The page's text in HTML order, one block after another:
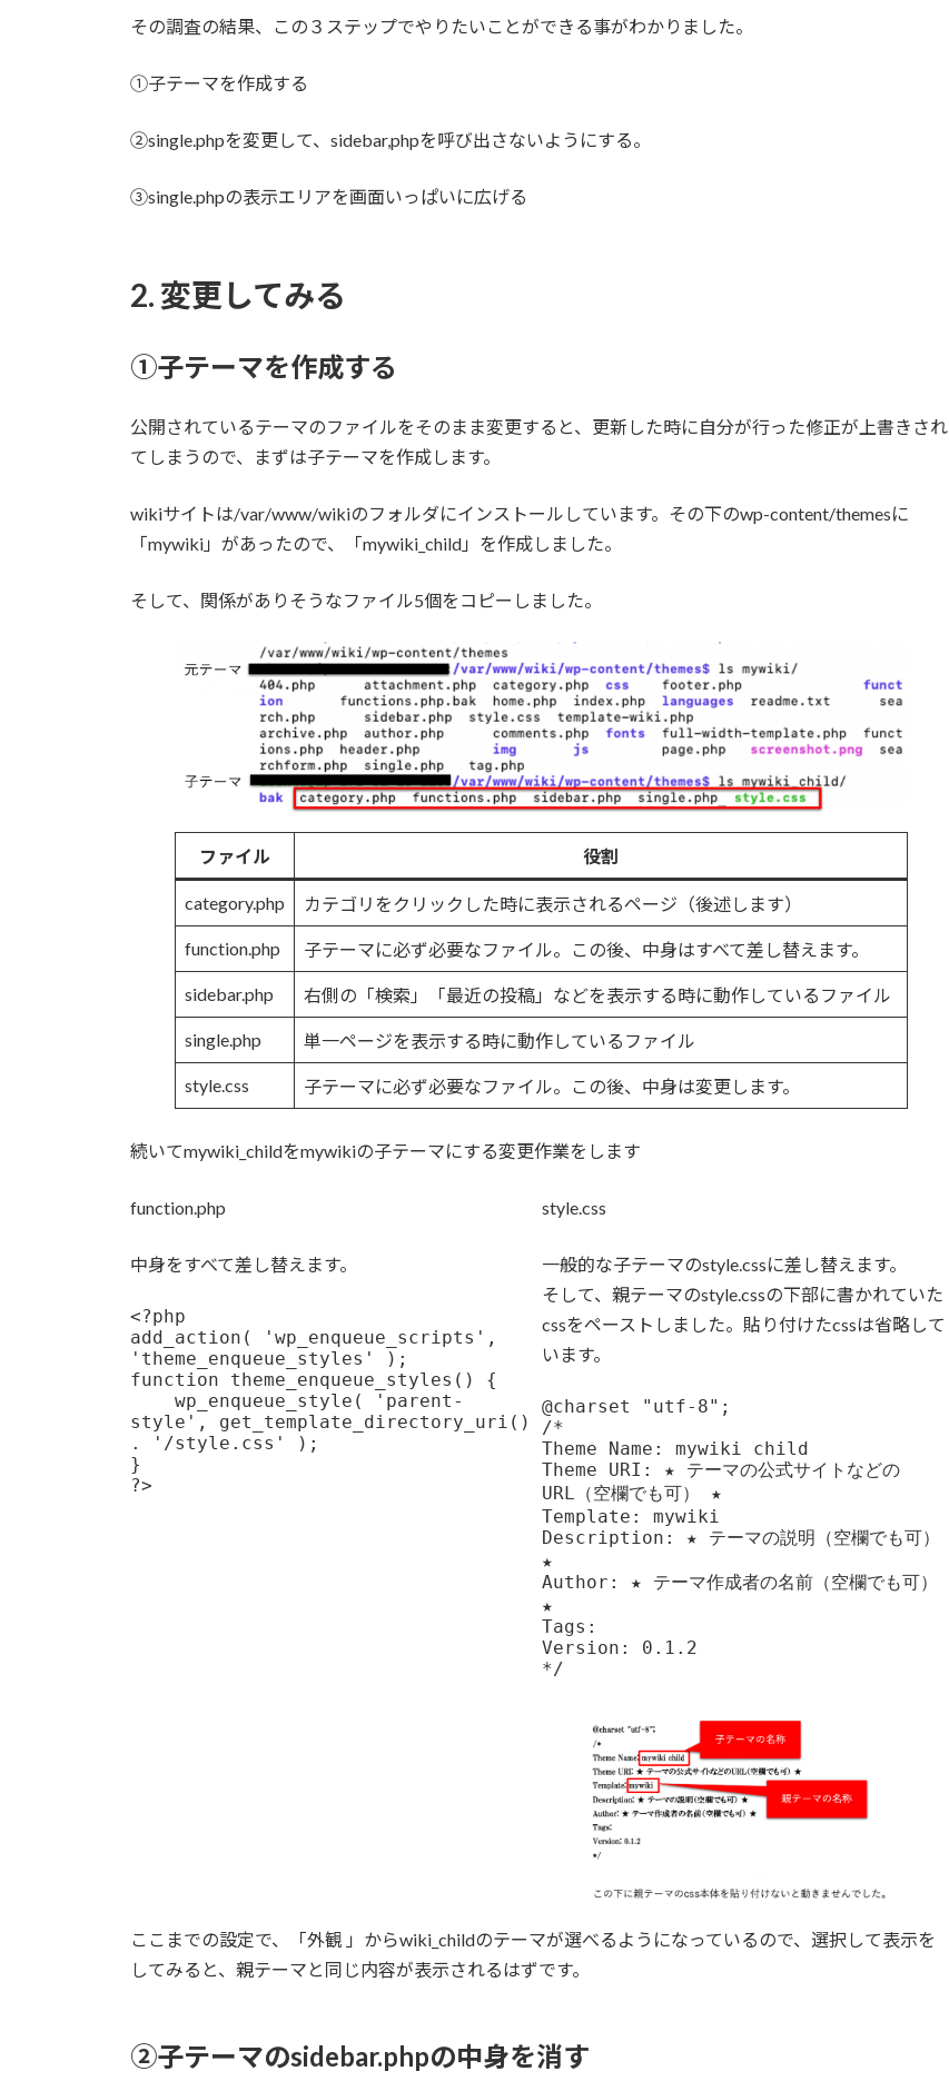
その調査の結果、この３ステップでやりたいことができる事がわかりました。
①子テーマを作成する
②single.phpを変更して、sidebar,phpを呼び出さないようにする。
③single.phpの表示エリアを画面いっぱいに広げる
2. 変更してみる
①子テーマを作成する
公開されているテーマのファイルをそのまま変更すると、更新した時に自分が行った修正が上書きされ
てしまうので、まずは子テーマを作成します。
wikiサイトは/var/www/wikiのフォルダにインストールしています。その下のwp-content/themesに
「mywiki」があったので、「mywiki_child」を作成しました。
そして、関係がありそうなファイル5個をコピーしました。
ファイル 役割
category.php カテゴリをクリックした時に表示されるページ（後述します）
function.php 子テーマに必ず必要なファイル。この後、中身はすべて差し替えます。
sidebar.php 右側の「検索」「最近の投稿」などを表示する時に動作しているファイル
single.php 単一ページを表示する時に動作しているファイル
style.css 子テーマに必ず必要なファイル。この後、中身は変更します。
続いてmywiki_childをmywikiの子テーマにする変更作業をします
function.php
中身をすべて差し替えます。
<?php
add_action( 'wp_enqueue_scripts',
'theme_enqueue_styles' );
function theme_enqueue_styles() {
wp_enqueue_style( 'parent-
style', get_template_directory_uri()
. '/style.css' );
}
style.css
一般的な子テーマのstyle.cssに差し替えます。
そして、親テーマのstyle.cssの下部に書かれていた
cssをペーストしました。貼り付けたcssは省略して
います。
@charset "utf-8";
/*
Theme Name: mywiki child
Theme URI: ★ テーマの公式サイトなどの
URL（空欄でも可） ★
Template: mywiki
Description: ★ テーマの説明（空欄でも可）
★
Author: ★ テーマ作成者の名前（空欄でも可）
★
Tags:
Version: 0.1.2
*/
ここまでの設定で、「外観 」からwiki_childのテーマが選べるようになっているので、選択して表示を
してみると、親テーマと同じ内容が表示されるはずです。
②子テーマのsidebar.phpの中身を消す